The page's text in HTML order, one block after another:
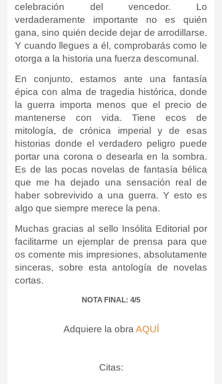
celebración del vencedor. Lo
verdaderamente importante no es quién
gana, sino quién decide dejar de arrodillarse.
Y cuando llegues a él, comprobarás como le
otorga a la historia una fuerza descomunal.
En conjunto, estamos ante una fantasía
épica con alma de tragedia histórica, donde
la guerra importa menos que el precio de
mantenerse con vida. Tiene ecos de
mitología, de crónica imperial y de esas
historias donde el verdadero peligro puede
portar una corona o desearla en la sombra.
Es de las pocas novelas de fantasía bélica
que me ha dejado una sensación real de
haber sobrevivido a una guerra. Y esto es
algo que siempre merece la pena.
Muchas gracias al sello Insólita Editorial por
facilitarme un ejemplar de prensa para que
os comente mis impresiones, absolutamente
sinceras, sobre esta antología de novelas
cortas.
NOTA FINAL: 4/5
Adquiere la obraAQUÍ
Citas: